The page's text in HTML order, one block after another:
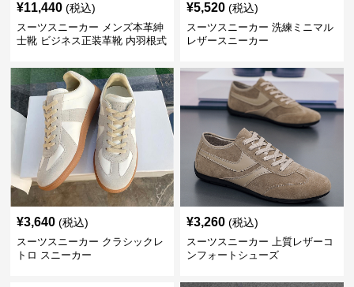
¥11,440 (税込)
スーツスニーカー メンズ本革紳
士靴 ビジネス正装革靴 内羽根式
¥5,520 (税込)
スーツスニーカー 洗練ミニマル
レザースニーカー
¥3,640 (税込)
スーツスニーカー クラシックレ
トロ スニーカー
¥3,260 (税込)
スーツスニーカー 上質レザーコ
ンフォートシューズ